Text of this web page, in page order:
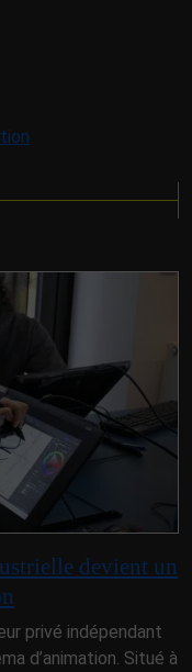
devient un
privé indépendant
d’animation. Situé à